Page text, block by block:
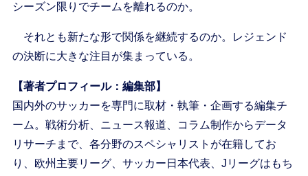
シーズン限りでチームを離れるのか。
それとも新たな形で関係を継続するのか。レジェンド
の決断に大きな注目が集まっている。
【著者プロフィール：編集部】
国内外のサッカーを専門に取材・執筆・企画する編集チ
ーム。戦術分析、ニュース報道、コラム制作からデータ
リサーチまで、各分野のスペシャリストが在籍してお
り、欧州主要リーグ、サッカー日本代表、Jリーグはもち